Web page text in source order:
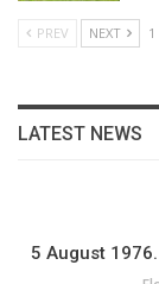
PREV NEXT
LATEST NEWS
5 August